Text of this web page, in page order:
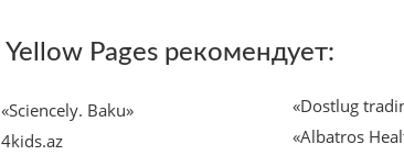
Yellow Pages рекомендует:
«Sciencely. Baku»
4kids.az
«Dostlug
«Albatros